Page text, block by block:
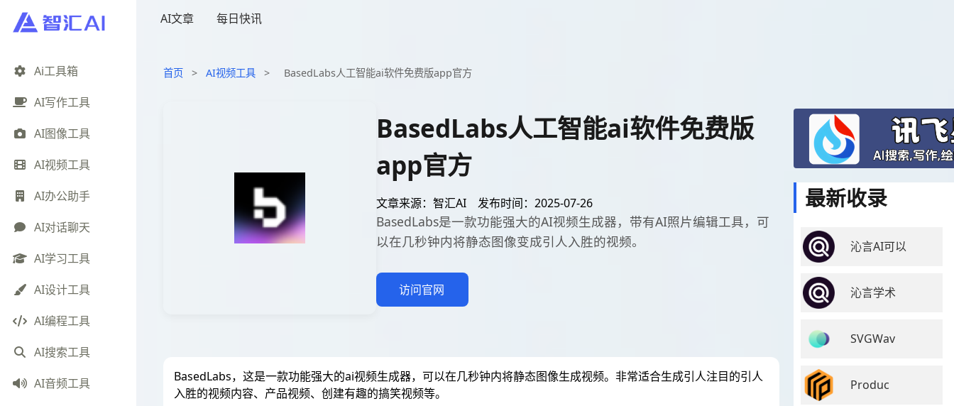
Ai工具箱
AI写作工具
AI图像工具
AI视频工具
AI办公助手
AI对话聊天
AI学习工具
AI设计工具
AI编程工具
AI搜索工具
AI音频工具
AI文章 每日快讯
首页 > AI视频工具 > BasedLabs人工智能ai软件免费版app官方
BasedLabs人工智能ai软件免费版
app官方
文章来源：智汇AI 发布时间：2025-07-26
BasedLabs是一款功能强大的AI视频生成器，带有AI照片编辑工具，可
以在几秒钟内将静态图像变成引人入胜的视频。
访问官网
BasedLabs，这是一款功能强大的ai视频生成器，可以在几秒钟内将静态图像生成视频。非常适合生成引人注目的引人
入胜的视频内容、产品视频、创建有趣的搞笑视频等。
最新收录
沁言AI可以
沁言学术
SVGWav
Produc